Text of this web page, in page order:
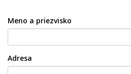
Meno a priezvisko
Adresa